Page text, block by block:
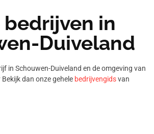
in
Duiveland
in Schouwen-Duiveland en de omgeving van
dan onze gehele bedrijvengidsvan